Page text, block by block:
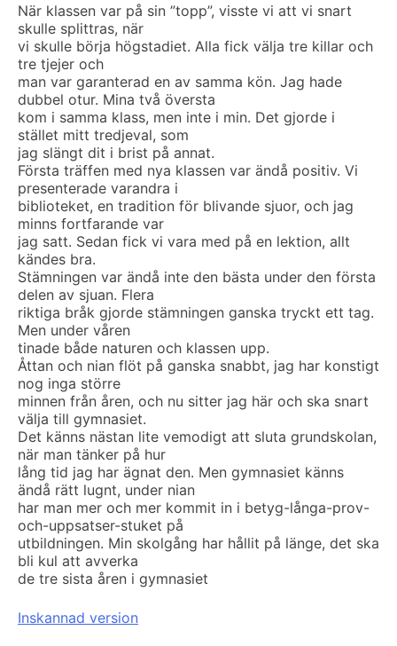
När klassen var på sin ”topp”, visste vi att vi snart
skulle splittras, när
vi skulle börja högstadiet. Alla fick välja tre killar och
tre tjejer och
man var garanterad en av samma kön. Jag hade
dubbel otur. Mina två översta
kom i samma klass, men inte i min. Det gjorde i
stället mitt tredjeval, som
jag slängt dit i brist på annat.
Första träffen med nya klassen var ändå positiv. Vi
presenterade varandra i
biblioteket, en tradition för blivande sjuor, och jag
minns fortfarande var
jag satt. Sedan fick vi vara med på en lektion, allt
kändes bra.
Stämningen var ändå inte den bästa under den första
delen av sjuan. Flera
riktiga bråk gjorde stämningen ganska tryckt ett tag.
Men under våren
tinade både naturen och klassen upp.
Åttan och nian flöt på ganska snabbt, jag har konstigt
nog inga större
minnen från åren, och nu sitter jag här och ska snart
välja till gymnasiet.
Det känns nästan lite vemodigt att sluta grundskolan,
när man tänker på hur
lång tid jag har ägnat den. Men gymnasiet känns
ändå rätt lugnt, under nian
har man mer och mer kommit in i betyg-långa-prov-
och-uppsatser-stuket på
utbildningen. Min skolgång har hållit på länge, det ska
bli kul att avverka
de tre sista åren i gymnasiet
Inskannad version